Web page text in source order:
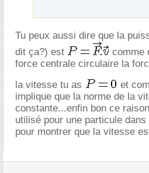
Tu peux aussi dire que la
dit ça?) est
comme
force centrale circulaire la
la vitesse tu as
et
implique que la norme de la
constante...enfin bon ce
utilisé pour une particule
pour montrer que la vitesse